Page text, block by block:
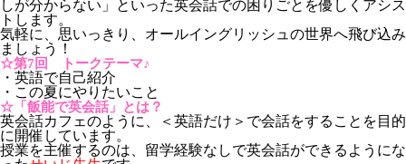
しが分からない」といった英会話での困りごとを優しくアシス
トします。
気軽に、思いっきり、オールイングリッシュの世界へ飛び込み
ましょう！
☆第7回 トークテーマ♪
・英語で自己紹介
・この夏にやりたいこと
☆「飯能で英会話」とは？
英会話カフェのように、＜英語だけ＞で会話をすることを目的
に開催しています。
授業を主催するのは、留学経験なしで英会話ができるようにな